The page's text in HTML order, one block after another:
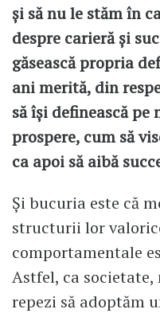
și să nu le stăm în
despre carieră și
găsească propria
ani merită, din
să își definească pe
prospere, cum să
ca apoi să aibă
Și bucuria este că
structurii lor
comportamentale
Astfel, ca
repezi să adoptăm